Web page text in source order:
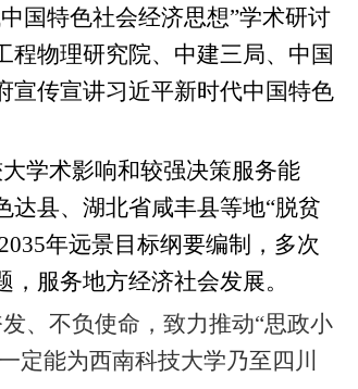
国特色社会经济思想”学术研讨
物理研究院、中建三局、中国
宣传宣讲习近平新时代中国特色
学术影响和较强决策服务能
县、湖北省咸丰县等地“脱贫
年远景目标纲要编制，多次
服务地方经济社会发展。
、不负使命，致力推动“思政小
定能为西南科技大学乃至四川